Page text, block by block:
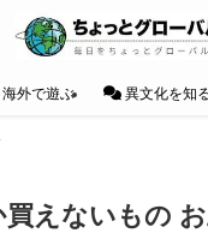
海外で遊ぶ 異文化を知
買えないもの